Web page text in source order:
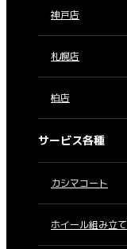
神戸店
札幌店
柏店
サービス各種
カシマコート
ホイール組み立て